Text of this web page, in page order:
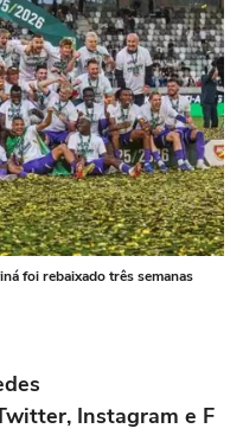
foi rebaixado três semanas
Instagram e F